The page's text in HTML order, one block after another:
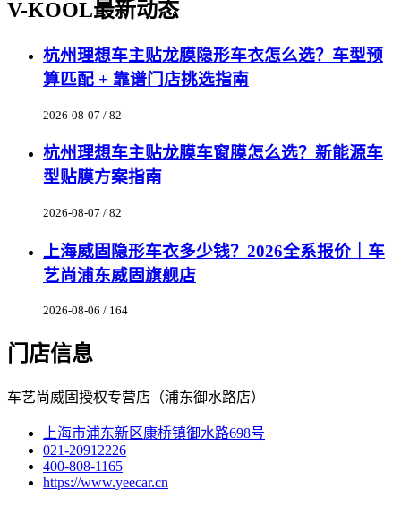
V-KOOL最新动态
杭州理想车主贴龙膜隐形车衣怎么选？车型预
算匹配 + 靠谱门店挑选指南
2026-08-07 / 82
杭州理想车主贴龙膜车窗膜怎么选？新能源车
型贴膜方案指南
2026-08-07 / 82
上海威固隐形车衣多少钱？2026全系报价｜车
艺尚浦东威固旗舰店
2026-08-06 / 164
门店信息
车艺尚威固授权专营店（浦东御水路店）
上海市浦东新区康桥镇御水路698号
021-20912226
400-808-1165
https://www.yeecar.cn